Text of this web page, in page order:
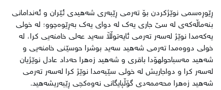
ڕێوڕەسمی نوێژکردن بۆ تەرمی ڕێبەری شەهیدی ئێران و ئەندامانی
بنەماڵەکەی لە سێ جاری یەک لە دوای یەک بەڕێوەچوو؛ لە خولی
یەکەمدا نوێژ لەسەر تەرمی ئایەتوڵڵا سەید عەلی خامنەیی کرا، لە
خولی دووەمدا تەرمی شەهید سەید بوشرا حوسێنی خامنەیی و
شەهید مەسباحولهۆدا باقری و شەهید زەهرا حەداد عادل نوێژیان
لەسەر کرا و دواجاریش لە خولی سێیەمدا نوێژ کرا لەسەر تەرمی
شەهید زەهرا محەممەدی گۆڵپایگانی نەوەکچی ڕێبەریشەهید.